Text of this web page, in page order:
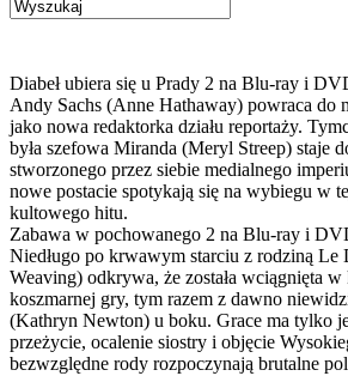
Diabeł ubiera się u Prady 2 na Blu-ray i
Andy Sachs (Anne Hathaway) powraca do
jako nowa redaktorka działu reportaży.
była szefowa Miranda (Meryl Streep) staje
stworzonego przez siebie medialnego
nowe postacie spotykają się na wybiegu w
kultowego hitu.
Zabawa w pochowanego 2 na Blu-ray i
Niedługo po krwawym starciu z rodziną Le
Weaving) odkrywa, że została wciągnięta
koszmarnej gry, tym razem z dawno
(Kathryn Newton) u boku. Grace ma tylko
przeżycie, ocalenie siostry i objęcie
bezwzględne rody rozpoczynają brutalne